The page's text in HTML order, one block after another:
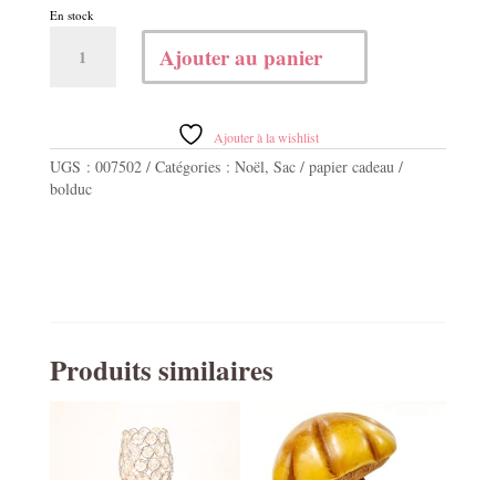
En stock
rouge
27+12x37cm
Ajouter au panier
Ajouter à la wishlist
UGS : 007502 Catégories : Noël, Sac / papier cadeau /
bolduc
Produits similaires